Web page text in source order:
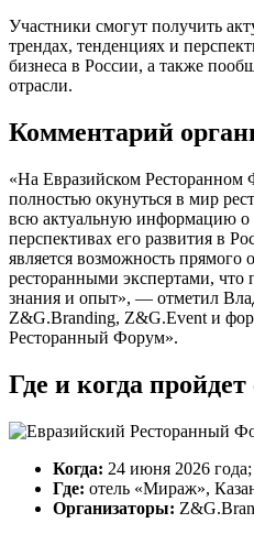
Участники смогут получить
трендах, тенденциях и
бизнеса в России, а также
отрасли.
Комментарий
«На Евразийском
полностью окунуться в мир
всю актуальную информацию о
перспективах его развития в
является возможность
ресторанными экспертами,
знания и опыт», — отметил
Z&G.Branding, Z&G.Event и
Ресторанный Форум».
Где и когда
Когда: 24 июня 2026 года;
Где: отель «Мираж»,
Организаторы: